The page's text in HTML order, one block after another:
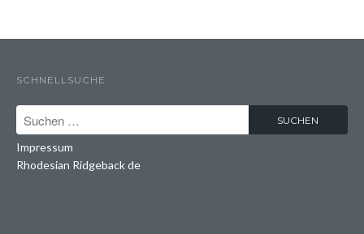
SCHNELLSUCHE
Impressum
Rhodesian Ridgeback de